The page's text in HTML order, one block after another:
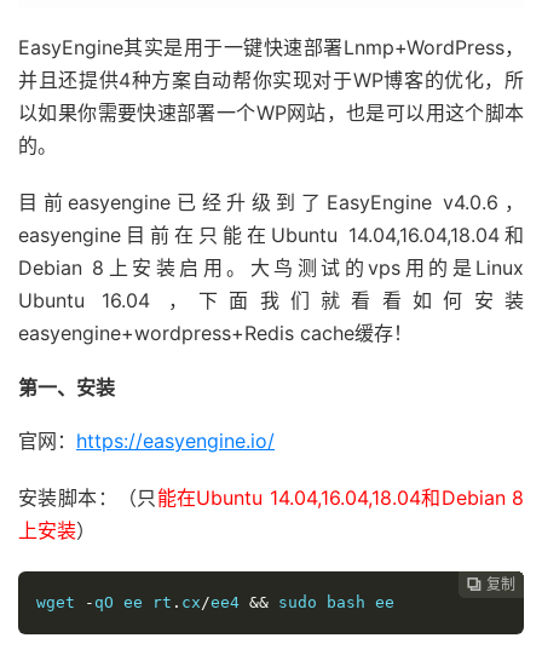
EasyEngine其实是用于一键快速部署Lnmp+WordPress，
并且还提供4种方案自动帮你实现对于WP博客的优化，所
以如果你需要快速部署一个WP网站，也是可以用这个脚本
的。
目前easyengine已经升级到了EasyEngine v4.0.6，
easyengine目前在只能在Ubuntu 14.04,16.04,18.04和
Debian 8上安装启用。大鸟测试的vps用的是Linux
Ubuntu 16.04 ，下面我们就看看如何安装
easyengine+wordpress+Redis cache缓存！
第一、安装
官网： https://easyengine.io/
安装脚本：（只 能在Ubuntu 14.04,16.04,18.04和Debian 8
上安装）
 复制
 复制
 复制
 复制
 复制
 复制
 复制
 复制
 复制
 复制
wget
- qO ee rt . cx/ee4 && sudo bash ee